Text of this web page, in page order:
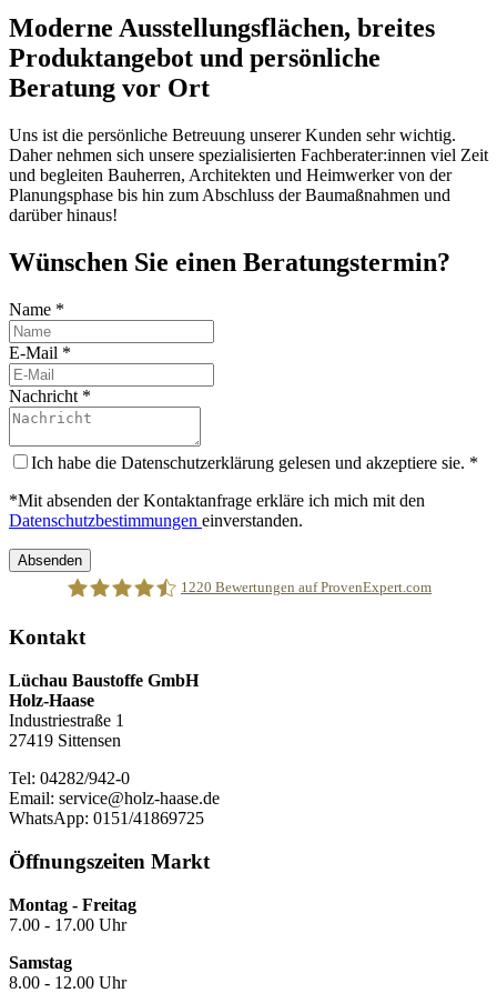
Moderne Ausstellungsflächen, breites
Produktangebot und persönliche
Beratung vor Ort
Uns ist die persönliche Betreuung unserer Kunden sehr wichtig.
Daher nehmen sich unsere spezialisierten Fachberater:innen viel Zeit
und begleiten Bauherren, Architekten und Heimwerker von der
Planungsphase bis hin zum Abschluss der Baumaßnahmen und
darüber hinaus!
Wünschen Sie einen Beratungstermin?
Name *
E-Mail *
Nachricht *
Ich habe die Datenschutzerklärung gelesen und akzeptiere sie. *
*Mit absenden der Kontaktanfrage erkläre ich mich mit den
Datenschutzbestimmungen einverstanden.
Absenden
1220 Bewertungen auf ProvenExpert.com
Kontakt
Lüchau Baustoffe GmbH
Holz-Haase
Industriestraße 1
27419 Sittensen
Tel: 04282/942-0
Email: service@holz-haase.de
WhatsApp: 0151/41869725
Öffnungszeiten Markt
Montag - Freitag
7.00 - 17.00 Uhr
Samstag
8.00 - 12.00 Uhr